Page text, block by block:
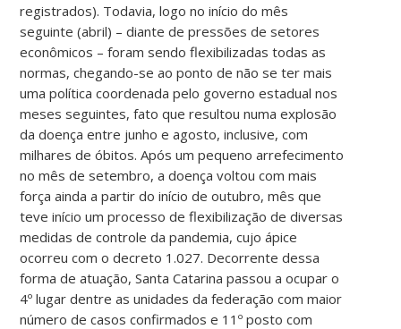
registrados). Todavia, logo no início do mês
seguinte (abril) – diante de pressões de setores
econômicos – foram sendo flexibilizadas todas as
normas, chegando-se ao ponto de não se ter mais
uma política coordenada pelo governo estadual nos
meses seguintes, fato que resultou numa explosão
da doença entre junho e agosto, inclusive, com
milhares de óbitos. Após um pequeno arrefecimento
no mês de setembro, a doença voltou com mais
força ainda a partir do início de outubro, mês que
teve início um processo de flexibilização de diversas
medidas de controle da pandemia, cujo ápice
ocorreu com o decreto 1.027. Decorrente dessa
forma de atuação, Santa Catarina passou a ocupar o
4º lugar dentre as unidades da federação com maior
número de casos confirmados e 11º posto com